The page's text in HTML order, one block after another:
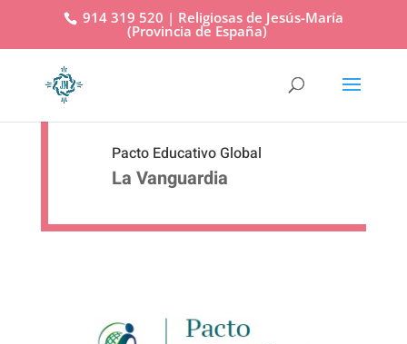
914 319 520 | Religiosas de Jesús-María
(Provincia de España)
Pacto Educativo Global
La Vanguardia